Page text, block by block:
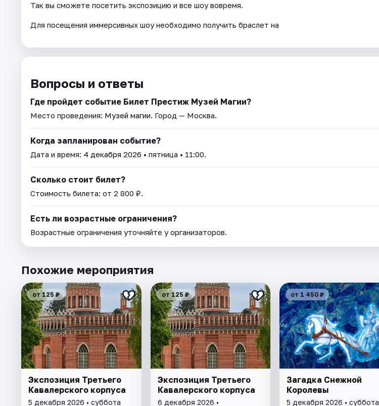
Так вы сможете посетить экспозицию и все шоу вовремя.
Для посещения иммерсивных шоу необходимо получить браслет на
Вопросы и ответы
Где пройдет событие Билет Престиж Музей Магии?
Место проведения: Музей магии. Город — Москва.
Когда запланирован событие?
Дата и время: 4 декабря 2026 • пятница • 11:00.
Сколько стоит билет?
Стоимость билета: от 2 800 ₽.
Есть ли возрастные ограничения?
Возрастные ограничения уточняйте у организаторов.
Похожие мероприятия
от 125 ₽
Экспозиция Третьего
Кавалерского корпуса
5 декабря 2026 • суббота
от 125 ₽
Экспозиция Третьего
Кавалерского корпуса
6 декабря 2026 •
от 1 450 ₽
Загадка Снежной
Королевы
5 декабря 2026 • суббота